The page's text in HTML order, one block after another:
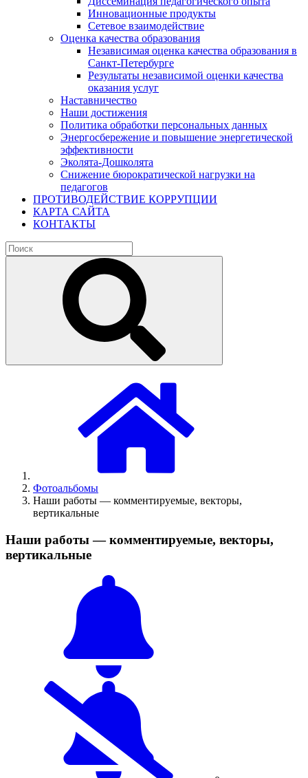
Инновационные продукты
Сетевое взаимодействие
Оценка качества образования
Независимая оценка качества образования в
Санкт-Петербурге
Результаты независимой оценки качества
оказания услуг
Наставничество
Наши достижения
Политика обработки персональных данных
Энергосбережение и повышение энергетической
эффективности
Эколята-Дошколята
Снижение бюрократической нагрузки на
педагогов
ПРОТИВОДЕЙСТВИЕ КОРРУПЦИИ
КАРТА САЙТА
КОНТАКТЫ
Фотоальбомы
Наши работы — комментируемые, векторы,
вертикальные
Наши работы — комментируемые, векторы,
вертикальные